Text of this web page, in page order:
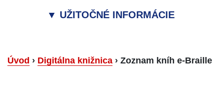
▼ UŽITOČNÉ INFORMÁCIE
Úvod › Digitálna knižnica › Zoznam kníh e-Braille